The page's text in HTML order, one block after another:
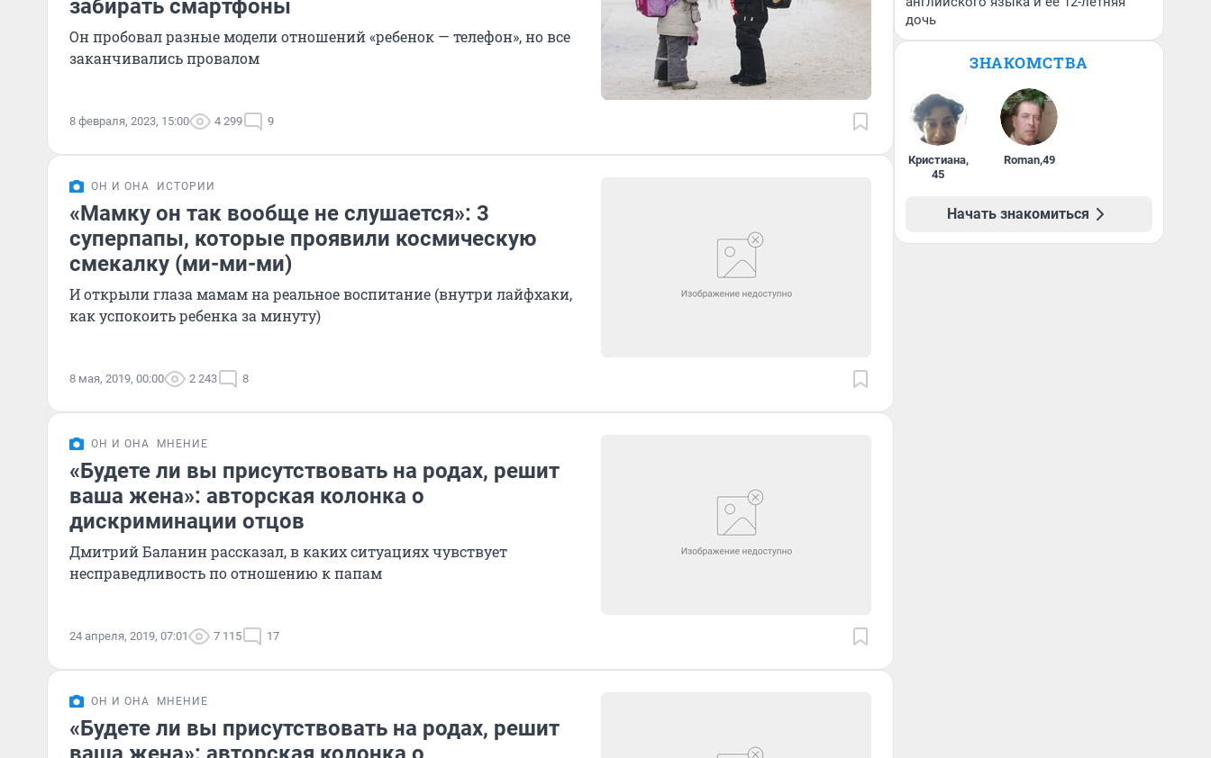
забирать смартфоны
Он пробовал разные модели отношений «ребенок — телефон», но все
заканчивались провалом
8 февраля, 2023, 15:00 4 299 9
ОН И ОНА ИСТОРИИ
«Мамку он так вообще не слушается»: 3
суперпапы, которые проявили космическую
смекалку (ми-ми-ми)
И открыли глаза мамам на реальное воспитание (внутри лайфхаки,
как успокоить ребенка за минуту)
8 мая, 2019, 00:00 2 243 8
ОН И ОНА МНЕНИЕ
«Будете ли вы присутствовать на родах, решит
ваша жена»: авторская колонка о
дискриминации отцов
Дмитрий Баланин рассказал, в каких ситуациях чувствует
несправедливость по отношению к папам
24 апреля, 2019, 07:01 7 115 17
ОН И ОНА МНЕНИЕ
«Будете ли вы присутствовать на родах, решит
дочь
ЗНАКОМСТВА
Кристиана,
45
Roman,49
Начать знакомиться